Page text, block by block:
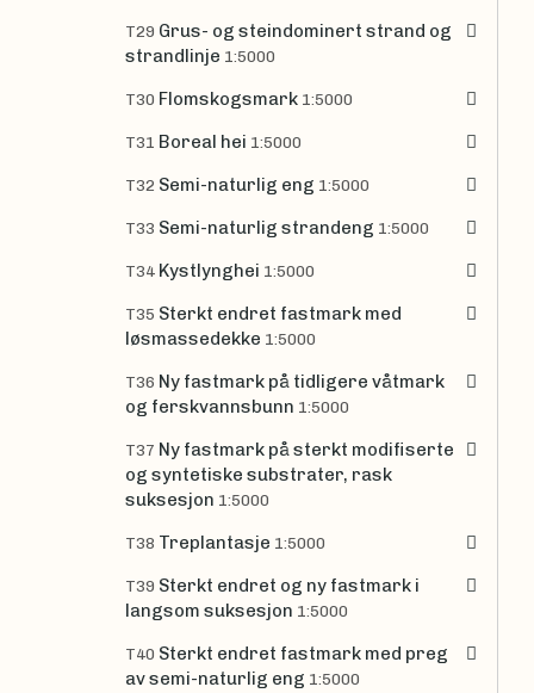
T29 Grus- og steindominert strand og
strandlinje 1:5000
T30 Flomskogsmark 1:5000
T31 Boreal hei 1:5000
T32 Semi-naturlig eng 1:5000
T33 Semi-naturlig strandeng 1:5000
T34 Kystlynghei 1:5000
T35 Sterkt endret fastmark med
løsmassedekke 1:5000
T36 Ny fastmark på tidligere våtmark
og ferskvannsbunn 1:5000
T37 Ny fastmark på sterkt modifiserte
og syntetiske substrater, rask
suksesjon 1:5000
T38 Treplantasje 1:5000
T39 Sterkt endret og ny fastmark i
langsom suksesjon 1:5000
T40 Sterkt endret fastmark med preg
av semi-naturlig eng 1:5000